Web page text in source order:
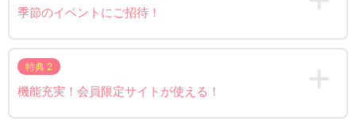
季節のイベントにご招待！
特典 2
機能充実！会員限定サイトが使える！